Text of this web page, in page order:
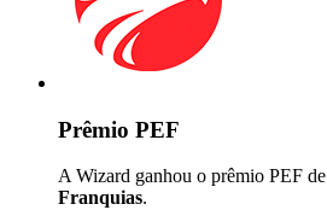
Prêmio PEF
A Wizard ganhou o prêmio PEF de
Franquias.